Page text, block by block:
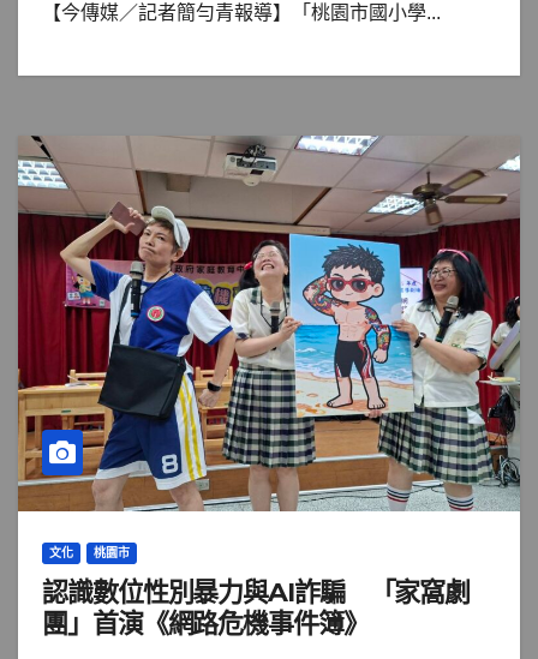
【今傳媒／記者簡勻青報導】「桃園市國小學...
文化 桃園市
認識數位性別暴力與AI詐騙 「家窩劇
團」首演《網路危機事件簿》